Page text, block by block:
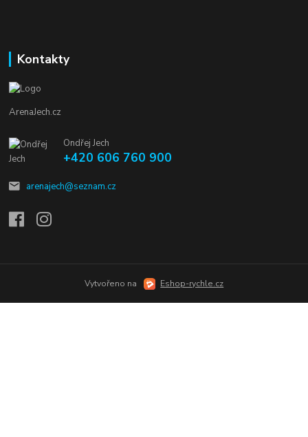
Kontakty
ArenaJech.cz
Ondřej Jech
+420 606 760 900
arenajech@seznam.cz
Vytvořeno na Eshop-rychle.cz